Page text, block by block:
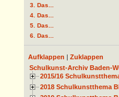
3. Das...
4. Das...
5. Das...
6. Das...
Aufklappen | Zuklappen
Schulkunst-Archiv Baden-
2015/16
2018 Schulkunstthema